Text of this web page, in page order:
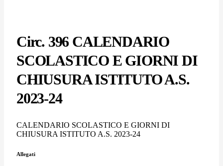
Circ. 396 CALENDARIO
SCOLASTICO E GIORNI DI
CHIUSURA ISTITUTO A.S.
2023-24
CALENDARIO SCOLASTICO E GIORNI DI
CHIUSURA ISTITUTO A.S. 2023-24
Allegati